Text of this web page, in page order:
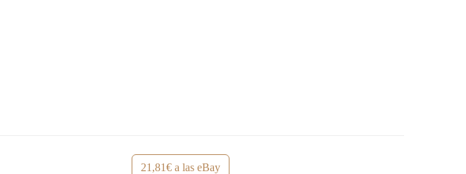
21,81€ a las eBay